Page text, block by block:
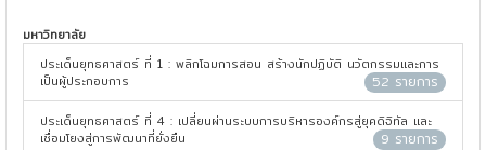
มหาวิทยาลัย
ประเด็นยุทธศาสตร์ ที่ 1 : พลิกโฉมการสอน สร้างนักปฏิบัติ นวัตกรรมและการ
เป็นผู้ประกอบการ
52 รายการ
ประเด็นยุทธศาสตร์ ที่ 4 : เปลี่ยนผ่านระบบการบริหารองค์กรสู่ยุคดิจิทัล และ
เชื่อมโยงสู่การพัฒนาที่ยั่งยืน
9 รายการ